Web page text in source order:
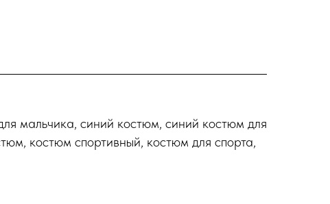
мальчика, синий костюм, синий костюм для
костюм спортивный, костюм для спорта,